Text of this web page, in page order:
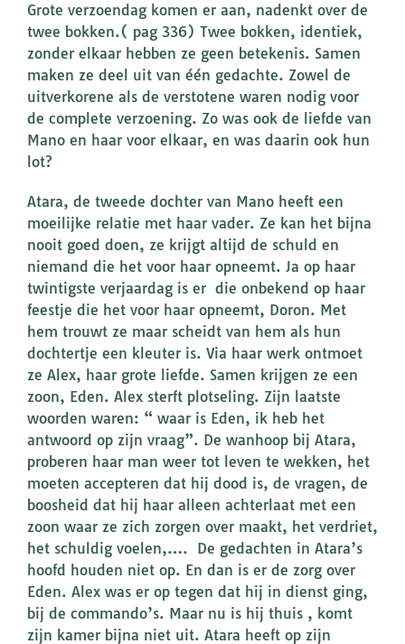
Grote verzoendag komen er aan, nadenkt over de
twee bokken.( pag 336) Twee bokken, identiek,
zonder elkaar hebben ze geen betekenis. Samen
maken ze deel uit van één gedachte. Zowel de
uitverkorene als de verstotene waren nodig voor
de complete verzoening. Zo was ook de liefde van
Mano en haar voor elkaar, en was daarin ook hun
lot?
Atara, de tweede dochter van Mano heeft een
moeilijke relatie met haar vader. Ze kan het bijna
nooit goed doen, ze krijgt altijd de schuld en
niemand die het voor haar opneemt. Ja op haar
twintigste verjaardag is er die onbekend op haar
feestje die het voor haar opneemt, Doron. Met
hem trouwt ze maar scheidt van hem als hun
dochtertje een kleuter is. Via haar werk ontmoet
ze Alex, haar grote liefde. Samen krijgen ze een
zoon, Eden. Alex sterft plotseling. Zijn laatste
woorden waren: “ waar is Eden, ik heb het
antwoord op zijn vraag”. De wanhoop bij Atara,
proberen haar man weer tot leven te wekken, het
moeten accepteren dat hij dood is, de vragen, de
boosheid dat hij haar alleen achterlaat met een
zoon waar ze zich zorgen over maakt, het verdriet,
het schuldig voelen,…. De gedachten in Atara’s
hoofd houden niet op. En dan is er de zorg over
Eden. Alex was er op tegen dat hij in dienst ging,
bij de commando’s. Maar nu is hij thuis , komt
zijn kamer bijna niet uit. Atara heeft op zijn